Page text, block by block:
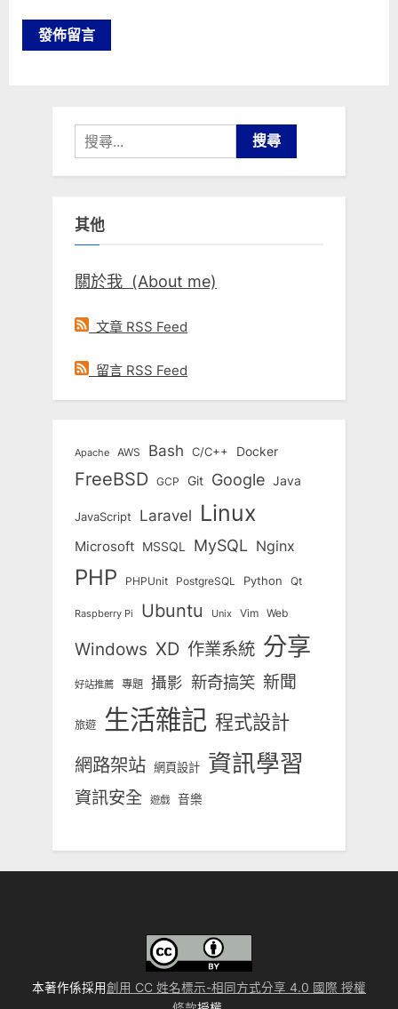
搜
尋
關
字:
其他
關於我 (About me)
文章 RSS Feed
留言 RSS Feed
Apache AWS Bash C/C++ Docker
FreeBSD GCP Git Google Java
JavaScript Laravel Linux
Microsoft MSSQL MySQL Nginx
PHP PHPUnit PostgreSQL Python Qt
Raspberry Pi Ubuntu Unix Vim Web
Windows XD 作業系統 分享
好站推薦 專題 攝影 新奇搞笑 新聞
旅遊 生活雜記 程式設計
網路架站 網頁設計 資訊學習
資訊安全 遊戲 音樂
本著作係採用創用 CC 姓名標示-相同方式分享 4.0 國際 授權